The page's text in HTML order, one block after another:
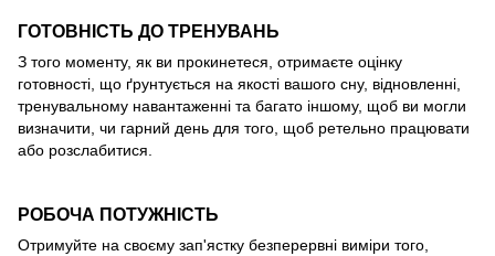
ГОТОВНІСТЬ ДО ТРЕНУВАНЬ
З того моменту, як ви прокинетеся, отримаєте оцінку
готовності, що ґрунтується на якості вашого сну, відновленні,
тренувальному навантаженні та багато іншому, щоб ви могли
визначити, чи гарний день для того, щоб ретельно працювати
або розслабитися.
РОБОЧА ПОТУЖНІСТЬ
Отримуйте на своєму зап'ястку безперервні виміри того,